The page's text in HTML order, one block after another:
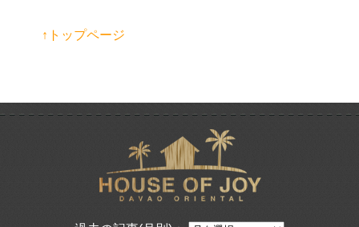
↑トップページ